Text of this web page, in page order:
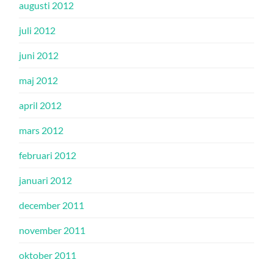
augusti 2012
juli 2012
juni 2012
maj 2012
april 2012
mars 2012
februari 2012
januari 2012
december 2011
november 2011
oktober 2011